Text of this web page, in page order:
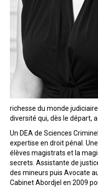
richesse du monde
diversité qui, dès le départ,
Un DEA de Sciences
expertise en droit pénal.
élèves magistrats et la
secrets. Assistante de
des mineurs puis Avocate
Cabinet Abordjel en 2009